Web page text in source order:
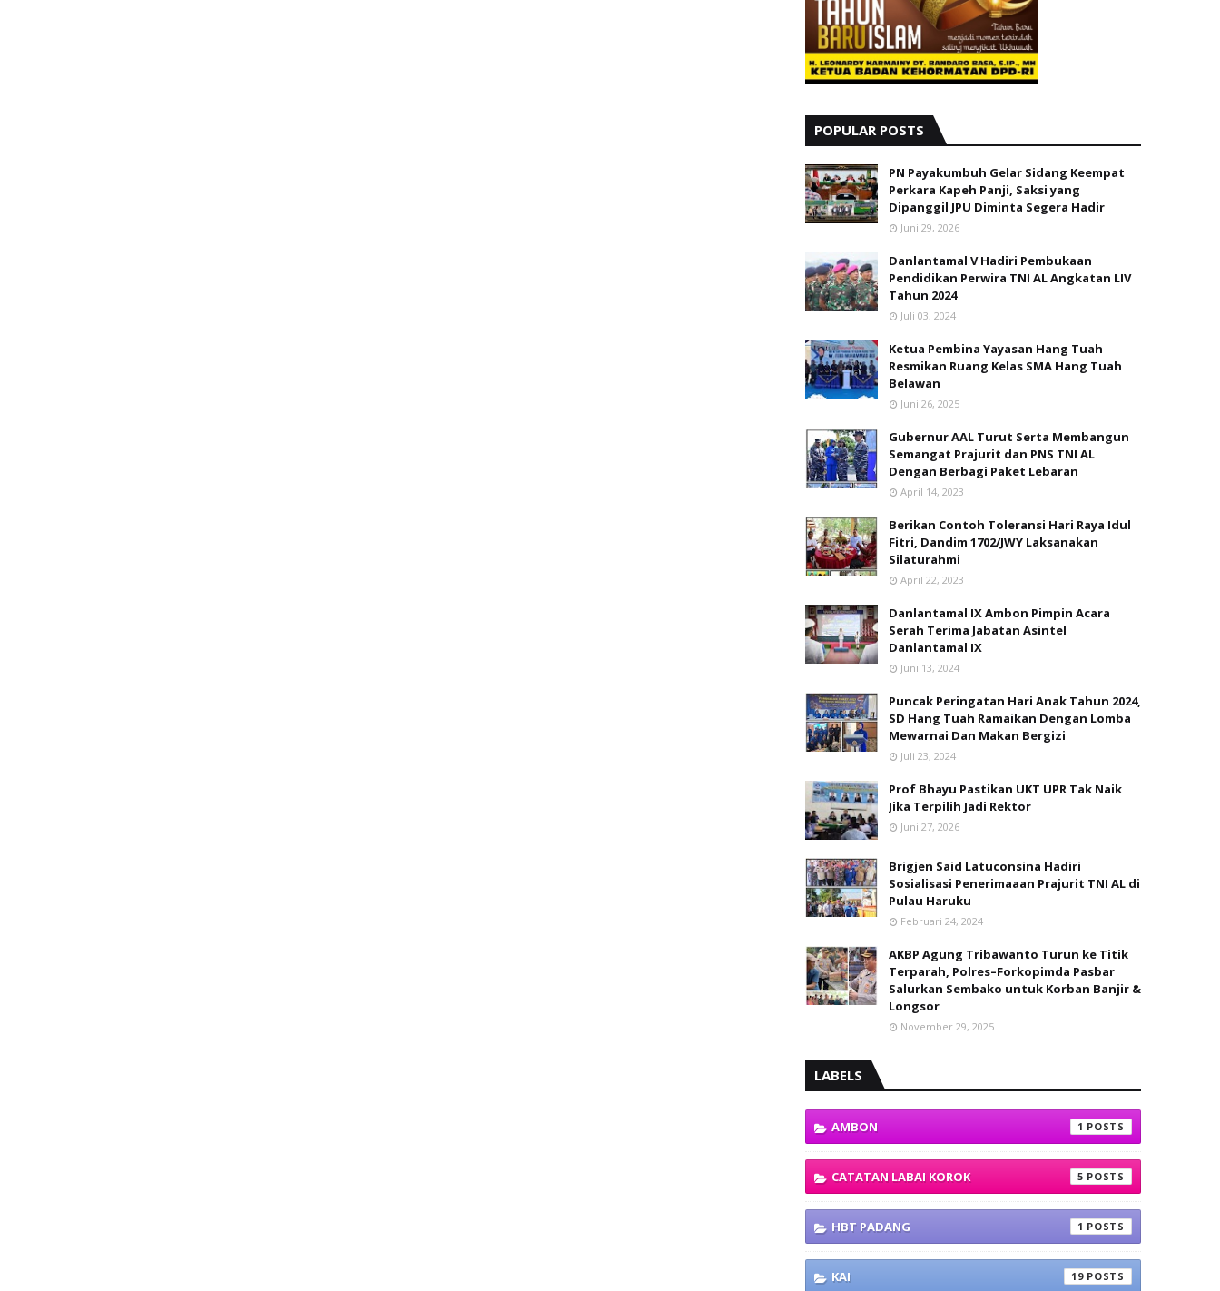
POPULAR POSTS
PN Payakumbuh Gelar Sidang Keempat
Perkara Kapeh Panji, Saksi yang
Dipanggil JPU Diminta Segera Hadir
Juni 29, 2026
Danlantamal V Hadiri Pembukaan
Pendidikan Perwira TNI AL Angkatan LIV
Tahun 2024
Juli 03, 2024
Ketua Pembina Yayasan Hang Tuah
Resmikan Ruang Kelas SMA Hang Tuah
Belawan
Juni 26, 2025
Gubernur AAL Turut Serta Membangun
Semangat Prajurit dan PNS TNI AL
Dengan Berbagi Paket Lebaran
April 14, 2023
Berikan Contoh Toleransi Hari Raya Idul
Fitri, Dandim 1702/JWY Laksanakan
Silaturahmi
April 22, 2023
Danlantamal IX Ambon Pimpin Acara
Serah Terima Jabatan Asintel
Danlantamal IX
Juni 13, 2024
Puncak Peringatan Hari Anak Tahun 2024,
SD Hang Tuah Ramaikan Dengan Lomba
Mewarnai Dan Makan Bergizi
Juli 23, 2024
Prof Bhayu Pastikan UKT UPR Tak Naik
Jika Terpilih Jadi Rektor
Juni 27, 2026
Brigjen Said Latuconsina Hadiri
Sosialisasi Penerimaaan Prajurit TNI AL di
Pulau Haruku
Februari 24, 2024
AKBP Agung Tribawanto Turun ke Titik
Terparah, Polres–Forkopimda Pasbar
Salurkan Sembako untuk Korban Banjir &
Longsor
November 29, 2025
LABELS
AMBON 1
CATATAN LABAI KOROK 5
HBT PADANG 1
KAI 19